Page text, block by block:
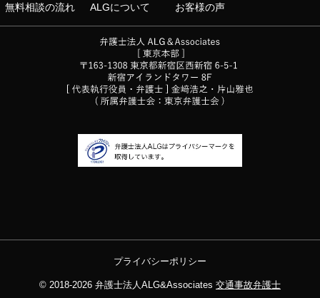
無料相談の流れ ALGについて お客様の声
プライバシーポリシー
© 2018-2026 弁護士法人ALG&Associates 交通事故弁護士